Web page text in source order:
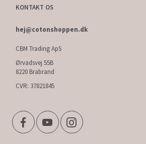
KONTAKT OS
hej@cotonshoppen.dk
CBM Trading ApS
Ørvadsvej 55B
8220 Brabrand
CVR: 37821845